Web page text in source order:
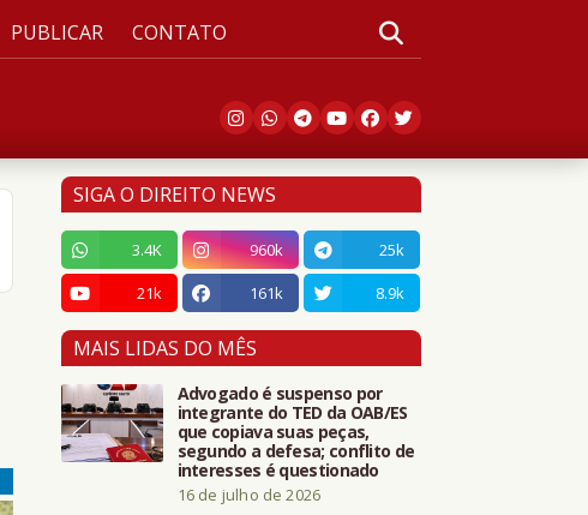
PUBLICAR CONTATO
SIGA O DIREITO NEWS
3.4K 960k
25k
21k
161k 8.9k
MAIS LIDAS DO MÊS
Advogado é suspenso por
integrante do TED da OAB/ES
que copiava suas peças,
segundo a defesa; conflito de
interesses é questionado
16 de julho de 2026